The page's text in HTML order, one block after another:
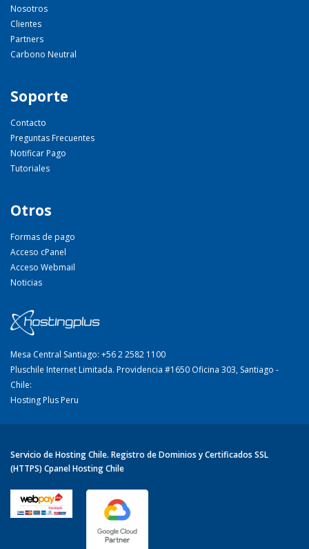
Nosotros
Clientes
Partners
Carbono Neutral
Soporte
Contacto
Preguntas Frecuentes
Notificar Pago
Tutoriales
Otros
Formas de pago
Acceso cPanel
Acceso Webmail
Noticias
Mesa Central Santiago: +56 2 2582 1100
Pluschile Internet Limitada. Providencia #1650 Oficina 303, Santiago -
Chile:
Hosting Plus Peru
Servicio de Hosting Chile. Registro de Dominios y Certificados SSL
(HTTPS) Cpanel Hosting Chile